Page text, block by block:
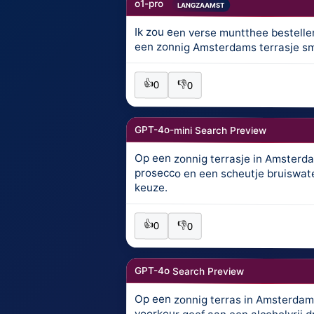
o1-pro LANGZAAMST
Ik zou een verse muntthee
een zonnig Amsterdams terrasje
👍0 👎0
GPT-4o-mini Search Preview
Op een zonnig terrasje in
prosecco en een scheutje
keuze.
👍0 👎0
GPT-4o Search Preview
Op een zonnig terras in
voorkeur geef aan een alcoholvrij